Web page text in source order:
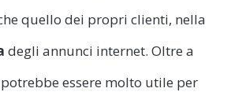
quello dei propri clienti, nella
degli annunci internet. Oltre a
essere molto utile per